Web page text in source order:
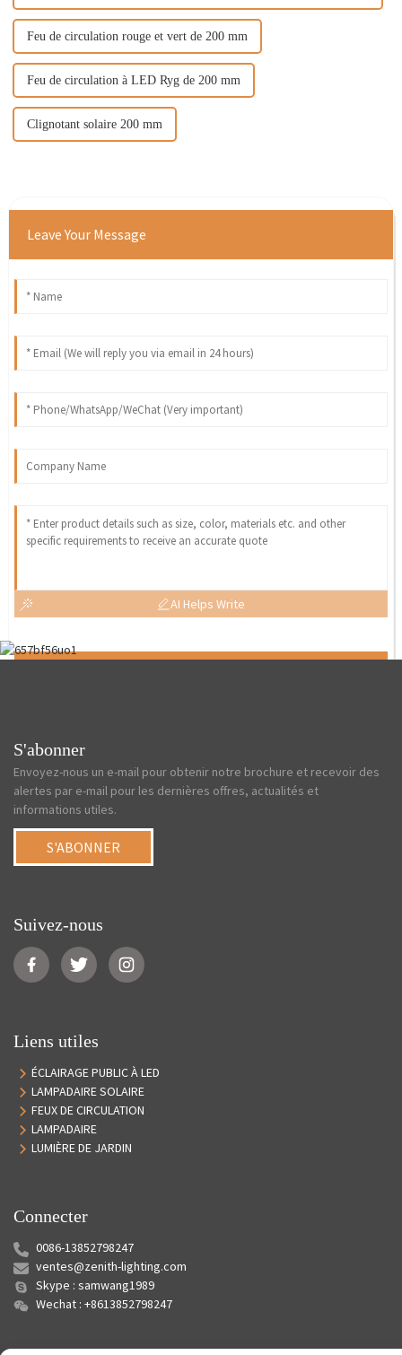
Feu de circulation rouge et vert de 200 mm
Feu de circulation à LED Ryg de 200 mm
Clignotant solaire 200 mm
Leave Your Message
AI Helps Write
S'abonner
Envoyez-nous un e-mail pour obtenir notre brochure et recevoir des
alertes par e-mail pour les dernières offres, actualités et
informations utiles.
S'ABONNER
Suivez-nous
Liens utiles
ÉCLAIRAGE PUBLIC À LED
LAMPADAIRE SOLAIRE
FEUX DE CIRCULATION
LAMPADAIRE
LUMIÈRE DE JARDIN
Connecter
0086-13852798247
ventes@zenith-lighting.com
Skype : samwang1989
Wechat : +8613852798247